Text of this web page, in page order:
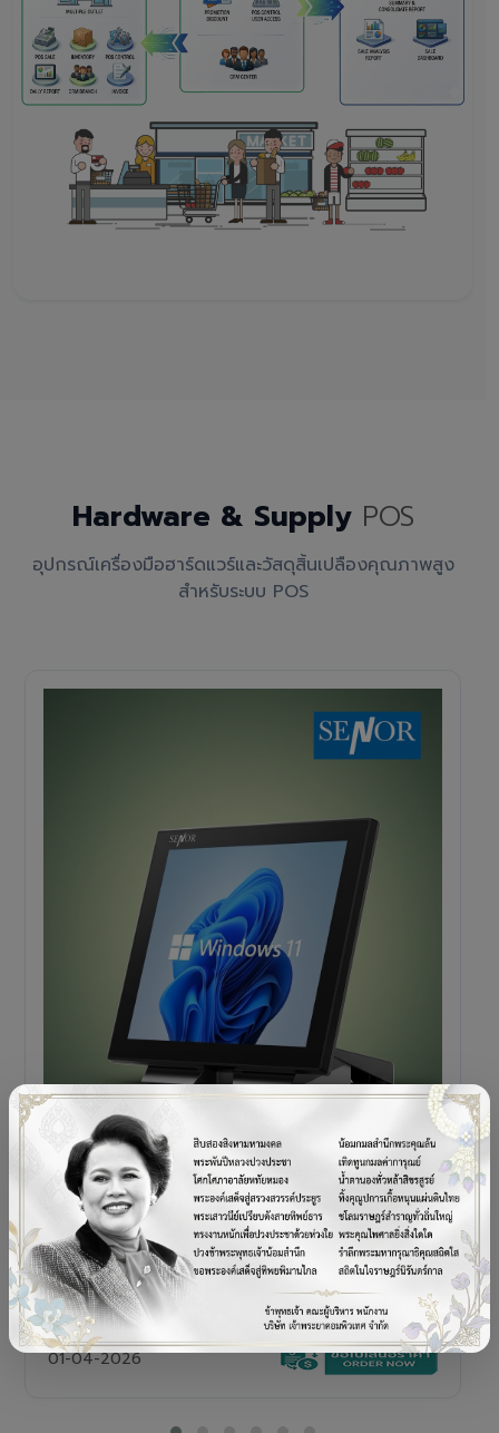
Hardware & Supply POS
อุปกรณ์เครื่องมือฮาร์ดแวร์และวัสดุสิ้นเปลืองคุณภาพสูง
สำหรับระบบ POS
POS TERMINAL
SENOR V+5s
เครื่อง POS All-in-One Touch Screen ดีไซน์พรีเมียม
01-04-2026